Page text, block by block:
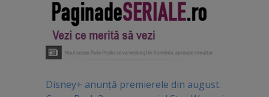
Disney+ anunță premierele din august.